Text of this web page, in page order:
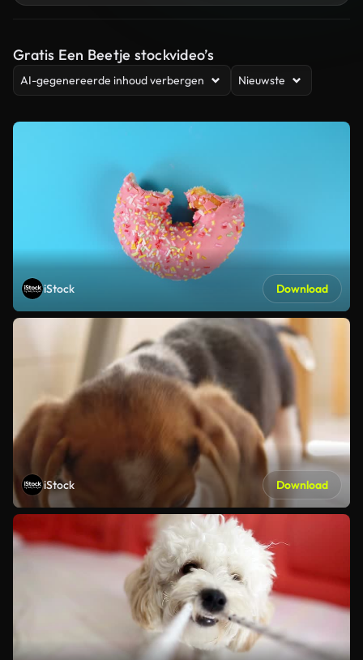
Gratis Een Beetje stockvideo’s
AI-gegenereerde inhoud verbergen Nieuwste
iStock Download
iStock Download